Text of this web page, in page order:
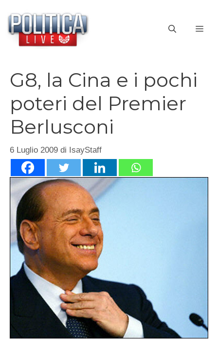
contenuto
G8, la Cina e i pochi
poteri del Premier
Berlusconi
6 Luglio 2009 di IsayStaff